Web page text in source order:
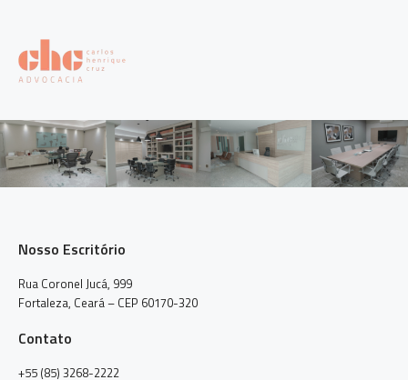
Nosso Escritório
Rua Coronel Jucá, 999
Fortaleza, Ceará – CEP 60170-320
Contato
+55 (85) 3268-2222